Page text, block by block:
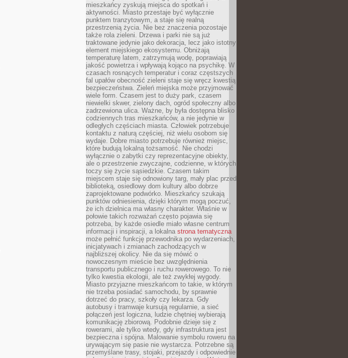
mieszkańcy zyskują miejsca do spotkań i
aktywności. Miasto przestaje być wyłącznie
punktem tranzytowym, a staje się realną
przestrzenią życia. Nie bez znaczenia pozostaje
także rola zieleni. Drzewa i parki nie są już
traktowane jedynie jako dekoracja, lecz jako istotny
element miejskiego ekosystemu. Obniżają
temperaturę latem, zatrzymują wodę, poprawiają
jakość powietrza i wpływają kojąco na psychikę. W
czasach rosnących temperatur i coraz częstszych
fal upałów obecność zieleni staje się wręcz kwestią
bezpieczeństwa. Zieleń miejska może przyjmować
wiele form. Czasem jest to duży park, czasem
niewielki skwer, zielony dach, ogród społeczny albo
zadrzewiona ulica. Ważne, by była dostępna blisko
codziennych tras mieszkańców, a nie jedynie w
odległych częściach miasta. Człowiek potrzebuje
kontaktu z naturą częściej, niż wielu osobom się
wydaje. Dobre miasto potrzebuje również miejsc,
które budują lokalną tożsamość. Nie chodzi
wyłącznie o zabytki czy reprezentacyjne obiekty,
ale o przestrzenie zwyczajne, codzienne, w których
toczy się życie sąsiedzkie. Czasem takim
miejscem staje się odnowiony targ, mały plac przed
biblioteką, osiedlowy dom kultury albo dobrze
zaprojektowane podwórko. Mieszkańcy szukają
punktów odniesienia, dzięki którym mogą poczuć,
że ich dzielnica ma własny charakter. Właśnie w
połowie takich rozważań często pojawia się
potrzeba, by każde osiedle miało własne centrum
informacji i inspiracji, a lokalna strona tematyczna
może pełnić funkcję przewodnika po wydarzeniach,
inicjatywach i zmianach zachodzących w
najbliższej okolicy. Nie da się mówić o
nowoczesnym mieście bez uwzględnienia
transportu publicznego i ruchu rowerowego. To nie
tylko kwestia ekologii, ale też zwykłej wygody.
Miasto przyjazne mieszkańcom to takie, w którym
nie trzeba posiadać samochodu, by sprawnie
dotrzeć do pracy, szkoły czy lekarza. Gdy
autobusy i tramwaje kursują regularnie, a sieć
połączeń jest logiczna, ludzie chętniej wybierają
komunikację zbiorową. Podobnie dzieje się z
rowerami, ale tylko wtedy, gdy infrastruktura jest
bezpieczna i spójna. Malowanie symbolu roweru na
urywającym się pasie nie wystarcza. Potrzebne są
przemyślane trasy, stojaki, przejazdy i odpowiednie